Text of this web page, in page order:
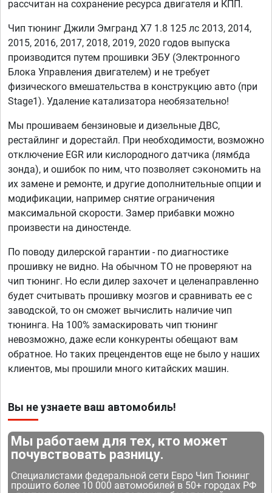
рассчитан на сохранение ресурса двигателя и КПП.
Чип тюнинг Джили Эмгранд Х7 1.8 125 лс 2013, 2014,
2015, 2016, 2017, 2018, 2019, 2020 годов выпуска
производится путем прошивки ЭБУ (Электронного
Блока Управления двигателем) и не требует
физического вмешательства в конструкцию авто (при
Stage1). Удаление катализатора необязательно!
Мы прошиваем бензиновые и дизельные ДВС,
рестайлинг и дорестайл. При необходимости, возможно
отключение EGR или кислородного датчика (лямбда
зонда), и ошибок по ним, что позволяет сэкономить на
их замене и ремонте, и другие дополнительные опции и
модификации, например снятие ограничения
максимальной скорости. Замер прибавки можно
произвести на диностенде.
По поводу дилерской гарантии - по диагностике
прошивку не видно. На обычном ТО не проверяют на
чип тюнинг. Но если дилер захочет и целенаправленно
будет считывать прошивку мозгов и сравнивать ее с
заводской, то он сможет вычислить наличие чип
тюнинга. На 100% замаскировать чип тюнинг
невозможно, даже если конкуренты обещают вам
обратное. Но таких прецендентов еще не было у наших
клиентов, мы прошили много китайских машин.
Вы не узнаете ваш автомобиль!
Мы работаем для тех, кто может
почувствовать разницу.
Специалистами федеральной сети Евро Чип Тюнинг
прошито более 10 000 автомобилей в 50+ городах РФ